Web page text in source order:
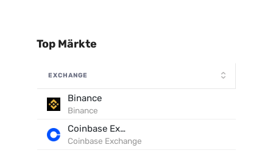
Top Märkte
EXCHANGE
Binance
Binance
Coinbase Exchange
Coinbase Exchange